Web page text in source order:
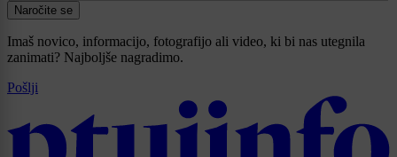
Naročite se
Imaš novico, informacijo, fotografijo ali video, ki bi nas utegnila
zanimati? Najboljše nagradimo.
Pošlji